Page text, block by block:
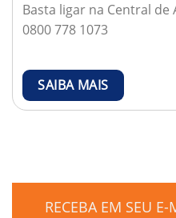
Basta ligar na Central
0800 778 1073
SAIBA MAIS
RECEBA EM SEU